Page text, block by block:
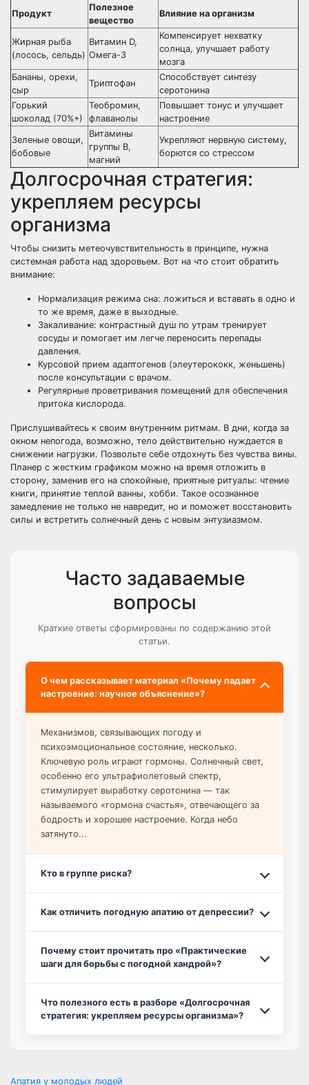
Продукт
Полезное
вещество
Влияние на организм
Жирная рыба
(лосось, сельдь)
Витамин D,
Омега-3
Компенсирует нехватку
солнца, улучшает работу
мозга
Бананы, орехи,
сыр
Триптофан
Способствует синтезу
серотонина
Горький
шоколад (70%+)
Теобромин,
флаванолы
Повышает тонус и улучшает
настроение
Зеленые овощи,
бобовые
Витамины
группы B,
магний
Укрепляют нервную систему,
борются со стрессом
Долгосрочная стратегия:
укрепляем ресурсы
организма
Чтобы снизить метеочувствительность в принципе, нужна
системная работа над здоровьем. Вот на что стоит обратить
внимание:
Нормализация режима сна: ложиться и вставать в одно и
то же время, даже в выходные.
Закаливание: контрастный душ по утрам тренирует
сосуды и помогает им легче переносить перепады
давления.
Курсовой прием адаптогенов (элеутерококк, женьшень)
после консультации с врачом.
Регулярные проветривания помещений для обеспечения
притока кислорода.
Прислушивайтесь к своим внутренним ритмам. В дни, когда за
окном непогода, возможно, тело действительно нуждается в
снижении нагрузки. Позвольте себе отдохнуть без чувства вины.
Планер с жестким графиком можно на время отложить в
сторону, заменив его на спокойные, приятные ритуалы: чтение
книги, принятие теплой ванны, хобби. Такое осознанное
замедление не только не навредит, но и поможет восстановить
силы и встретить солнечный день с новым энтузиазмом.
Часто задаваемые
вопросы
Краткие ответы сформированы по содержанию этой
статьи.
О чем рассказывает материал «Почему падает
настроение: научное объяснение»?
Механизмов, связывающих погоду и
психоэмоциональное состояние, несколько.
Ключевую роль играют гормоны. Солнечный свет,
особенно его ультрафиолетовый спектр,
стимулирует выработку серотонина — так
называемого «гормона счастья», отвечающего за
бодрость и хорошее настроение. Когда небо
затянуто...
Кто в группе риска?
Как отличить погодную апатию от депрессии?
Почему стоит прочитать про «Практические
шаги для борьбы с погодной хандрой»?
Что полезного есть в разборе «Долгосрочная
стратегия: укрепляем ресурсы организма»?
Апатия у молодых людей